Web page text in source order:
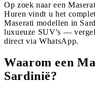
Op zoek naar een
Huren vindt u het
Maserati modellen in
luxueuze SUV's —
direct via WhatsApp.
Waarom een
Sardinië?